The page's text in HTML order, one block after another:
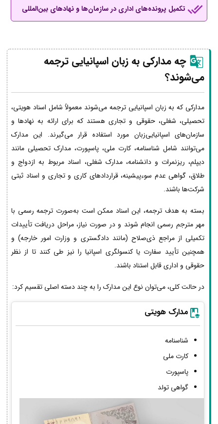
تکمیل پرونده‌های اداری در سازمان‌ها و نهادهای بین‌المللی
چه مدارکی به زبان اسپانیایی ترجمه
می‌شوند؟
مدارکی که به زبان اسپانیایی ترجمه می‌شوند معمولاً شامل اسناد هویتی،
تحصیلی، شغلی، حقوقی و تجاری هستند که برای ارائه به نهادها و
سازمان‌های اسپانیایی‌زبان مورد استفاده قرار می‌گیرند. این مدارک
می‌توانند شامل شناسنامه، کارت ملی، پاسپورت، مدارک تحصیلی مانند
دیپلم، ریزنمرات و دانشنامه، مدارک شغلی، اسناد مربوط به ازدواج و
طلاق، گواهی عدم سوءپیشینه، قراردادهای کاری و تجاری و اسناد ثبتی
شرکت‌ها باشند.
بسته به هدف ترجمه، این اسناد ممکن است به‌صورت ترجمه رسمی با
مهر مترجم رسمی انجام شوند و در صورت نیاز، مراحل دریافت تأییدات
تکمیلی از مراجع ذی‌صلاح (مانند دادگستری و وزارت امور خارجه) و
همچنین تأیید سفارت یا کنسولگری اسپانیا را نیز طی کنند تا از نظر
حقوقی و اداری قابل استناد باشند.
در حالت کلی، می‌توان نوع این مدارک را به چند دسته اصلی تقسیم کرد:
مدارک هویتی
شناسنامه
کارت ملی
پاسپورت
گواهی تولد